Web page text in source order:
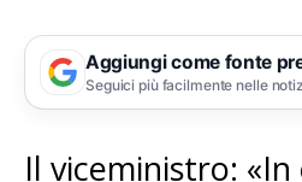
Aggiungi come fonte
Seguici più facilmente nelle
Il viceministro: «In